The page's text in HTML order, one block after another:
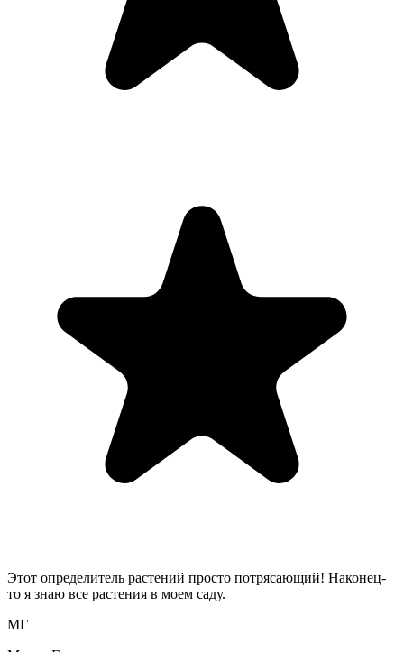
Этот определитель растений просто потрясающий! Наконец-
то я знаю все растения в моем саду.
МГ